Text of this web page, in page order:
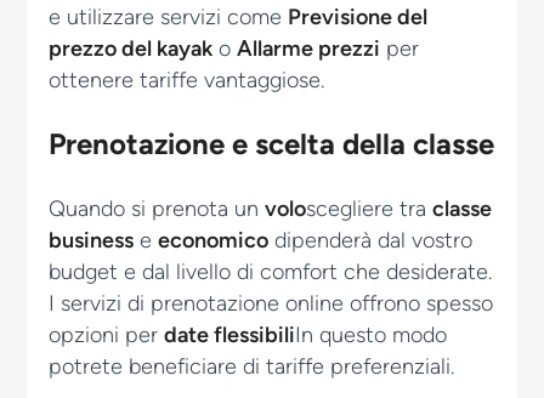
e utilizzare servizi come Previsione del
prezzo del kayak oAllarme prezzi per
ottenere tariffe vantaggiose.
Prenotazione e scelta della classe
Quando si prenota unvoloscegliere traclasse
business eeconomico dipenderà dal vostro
budget e dal livello di comfort che desiderate.
I servizi di prenotazione online offrono spesso
opzioni perdate flessibiliIn questo modo
potrete beneficiare di tariffe preferenziali.